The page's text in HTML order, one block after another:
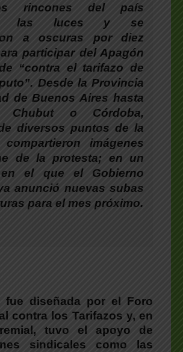
rincones del país
las luces y se
a oscuras por diez
participar del Apagón
“contra el tarifazo de
Desde la Provincia
de Buenos Aires hasta
Chubut o Córdoba,
diversos puntos de la
compartieron imágenes
de la protesta; en un
el que el Gobierno
anunció nuevas subas
para el mes próximo.
fue diseñada por el Foro
contra los Tarifazos y, en
tuvo el apoyo de
sindicales como las